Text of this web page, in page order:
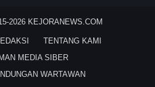
2026 KEJORANEWS.COM
TENTANG KAMI
MEDIA SIBER
WARTAWAN